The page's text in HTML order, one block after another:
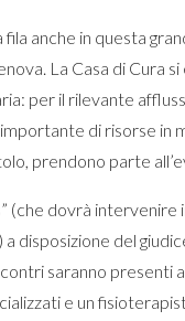
fila anche in questa
La Casa di Cura
per il rilevante
di risorse in
prendono parte
(che dovrà intervenire
disposizione del
saranno presenti
e un